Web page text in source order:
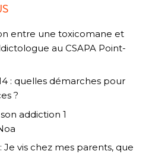
entre une toxicomane et
au CSAPA Point-
: quelles démarches pour
?
addiction 1
Je vis chez mes parents, que